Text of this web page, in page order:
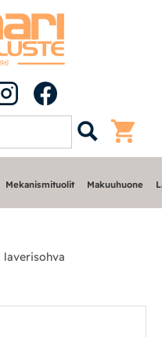
Mekanismituolit Makuuhuone
laverisohva